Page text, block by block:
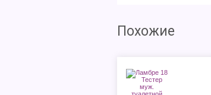
Похожие